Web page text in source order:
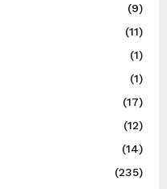
(9)
(11)
(1)
(1)
(17)
(12)
(14)
(235)